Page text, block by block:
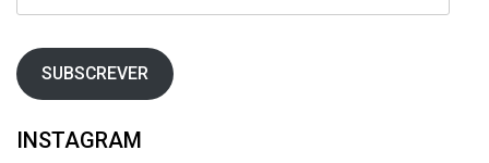
email
SUBSCREVER
INSTAGRAM